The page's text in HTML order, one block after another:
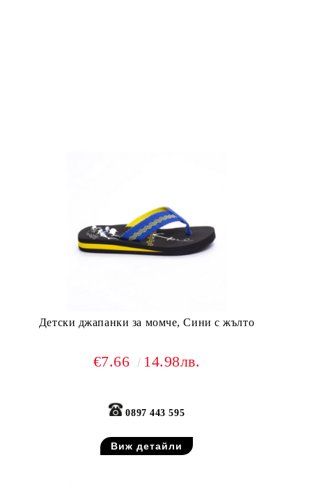
на работния ден.
Детски джапанки за момче, Сини с жълто
€7.66 14.98лв.
0897 443 595
Виж детайли